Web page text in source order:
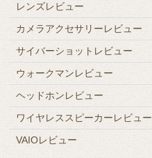
レンズレビュー
カメラアクセサリーレビュー
サイバーショットレビュー
ウォークマンレビュー
ヘッドホンレビュー
ワイヤレススピーカーレビュー
VAIOレビュー